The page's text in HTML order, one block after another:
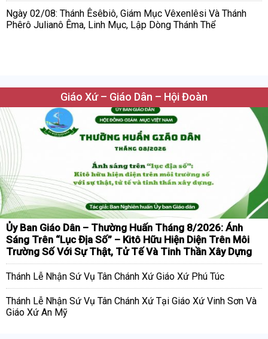
Ngày 02/08: Thánh Êsêbiô, Giám Mục Vêxenlêsi Và Thánh
Phêrô Julianô Êma, Linh Mục, Lập Dòng Thánh Thể
Giáo Xứ – Giáo Dân – Hội Đoàn
Ủy Ban Giáo Dân – Thường Huấn Tháng 8/2026: Ánh
Sáng Trên “Lục Địa Số” – Kitô Hữu Hiện Diện Trên Môi
Trường Số Với Sự Thật, Tử Tế Và Tinh Thần Xây Dựng
Thánh Lễ Nhận Sứ Vụ Tân Chánh Xứ Giáo Xứ Phú Túc
Thánh Lễ Nhận Sứ Vụ Tân Chánh Xứ Tại Giáo Xứ Vinh Sơn Và
Giáo Xứ An Mỹ